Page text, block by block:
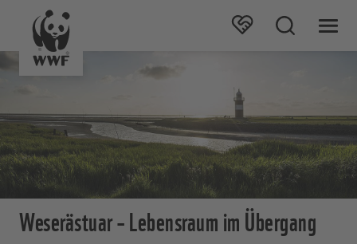
Weserästuar – Lebensraum im Übergang